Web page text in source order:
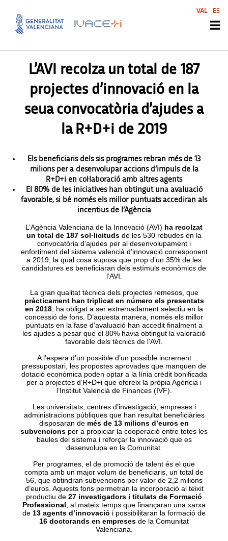
PREMSA,SIN CATEGORIZAR
L’AVI recolza un total de 187
projectes d’innovació en la
seua convocatòria d’ajudes a
la R+D+i de 2019
Els beneficiaris dels sis programes rebran més de 13
milions per a desenvolupar accions d’impuls de la
R+D+i en col·laboració amb altres agents
El 80% de les iniciatives han obtingut una avaluació
favorable, si bé només els millor puntuats accediran als
incentius de l’Agència
L’Agència Valenciana de la Innovació (AVI) ha recolzat
un total de 187 sol·licituds de les 530 rebudes en la
convocatòria d’ajudes per al desenvolupament i
enfortiment del sistema valencià d’innovació corresponent
a 2019, la qual cosa suposa que prop d’un 35% de les
candidatures es beneficiaran dels estímuls econòmics de
l’AVI.
La gran qualitat tècnica dels projectes remesos, que
pràcticament han triplicat en número els presentats
en 2018, ha obligat a ser extremadament selectiu en la
concessió de fons. D’aquesta manera, només els millor
puntuats en la fase d’avaluació han accedit finalment a
les ajudes a pesar que el 80% havia obtingut la valoració
favorable dels tècnics de l’AVI.
A l’espera d’un possible d’un possible increment
pressupostari, les propostes aprovades que manquen de
dotació econòmica poden optar a la línia crèdit bonificada
per a projectes d’R+D+i que ofereix la pròpia Agència i
l’Institut Valencià de Finances (IVF).
Les universitats, centres d’investigació, empreses i
administracions públiques que han resultat beneficiàries
disposaran de més de 13 milions d’euros en
subvencions per a propiciar la cooperació entre totes les
baules del sistema i reforçar la innovació que es
desenvolupa en la Comunitat.
Per programes, el de promoció de talent és el que
compta amb un major volum de beneficiaris, un total de
56, que obtindran subvencions per valor de 2,2 milions
d’euros. Aquests fons permetran la incorporació al teixit
productiu de 27 investigadors i titulats de Formació
Professional, al mateix temps que finançaran una xarxa
de 13 agents d’innovació i possibilitaran la formació de
16 doctorands en empreses de la Comunitat
Valenciana.
VAL ES